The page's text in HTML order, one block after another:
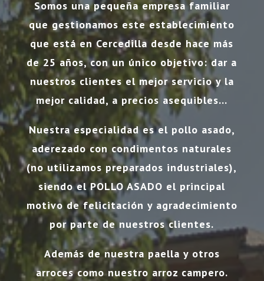
Somos una pequeña empresa familiar
que gestionamos este establecimiento
que está en Cercedilla desde hace más
de 25 años, con un único objetivo: dar a
nuestros clientes el mejor servicio y la
mejor calidad, a precios asequibles…
Nuestra especialidad es el pollo asado,
aderezado con condimentos naturales
(no utilizamos preparados industriales),
siendo el POLLO ASADO el principal
motivo de felicitación y agradecimiento
por parte de nuestros clientes.
Además de nuestra paella y otros
arroces como nuestro arroz campero.